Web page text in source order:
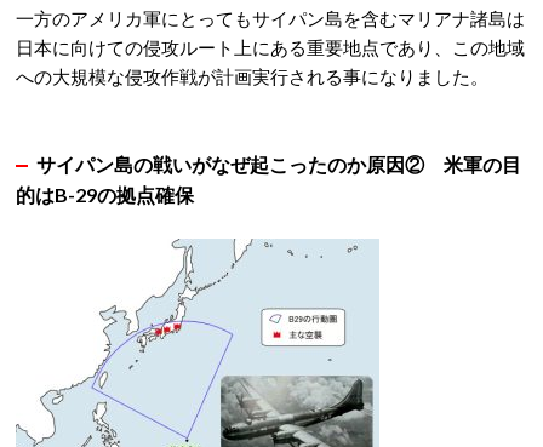
一方のアメリカ軍にとってもサイパン島を含むマリアナ諸島は
日本に向けての侵攻ルート上にある重要地点であり、この地域
への大規模な侵攻作戦が計画実行される事になりました。
サイパン島の戦いがなぜ起こったのか原因② 米軍の目
的はB-29の拠点確保